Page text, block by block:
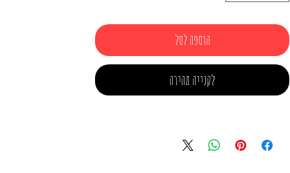
מריחה ומראה טבעי לאורך כל היום.
✔ מעניק צבע עדין ומילוי לגבות
דלילות
✔ מקבע את השערות למקום בלי
שימוש מקסימלית
הוספה לסל
לקנייה מהירה